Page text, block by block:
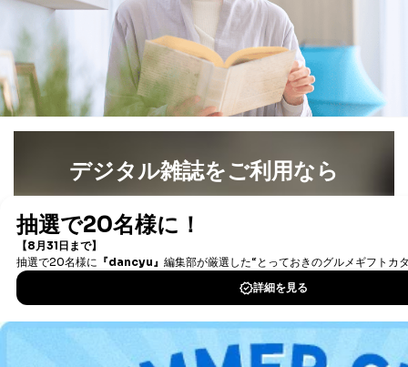
ただいた個人情報のうち、市町村などの名称および郵便
番号、金融機関の名称あるいはクレジットカードの有効
期限など、商品のお届けやご請求を行う上で支障がある
情報に変更があった場合には、当社が登録情報を変更さ
せていただく場合があります。
A.開示等の求めの申し出先、提出していただく書面等
く書面等については、その際にご案内いたします。
■電話による場合
TEL:0570-200-223
株式会社富士山マガジンサービス 個人情報問い合わせ
係
受付時間：10:00～17:00（土、日、祝、年末年始休業）
B.開示等の対応に際して、以下記載の項目のうち2項目
以上での本人確認を実施させていただきます。
デジタル雑誌をご利用なら
書籍）が無料で読み放題！
DOWNLOAD FOR IOS
DOWNLOAD FOR ANDROID